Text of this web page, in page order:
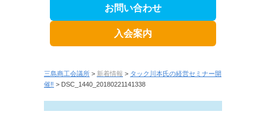
お問い合わせ
入会案内
三島商工会議所 > 新着情報 > タック川本氏の経営セミナー開
催‼ > DSC_1440_20180221141338